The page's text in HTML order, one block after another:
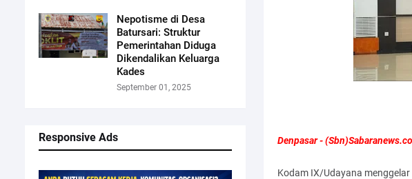
Nepotisme di Desa
Batursari: Struktur
Pemerintahan Diduga
Dikendalikan Keluarga
Kades
September 01, 2025
Responsive Ads Denpasar -
Kodam IX/Udayana menggelar